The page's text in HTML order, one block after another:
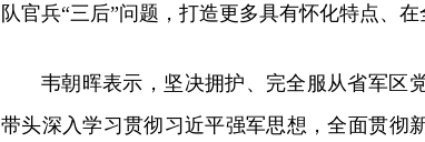
队官兵“三后”问题，打造更多具有怀化特点、
韦朝晖表示，坚决拥护、完全服从省军区
带头深入学习贯彻习近平强军思想，全面贯彻